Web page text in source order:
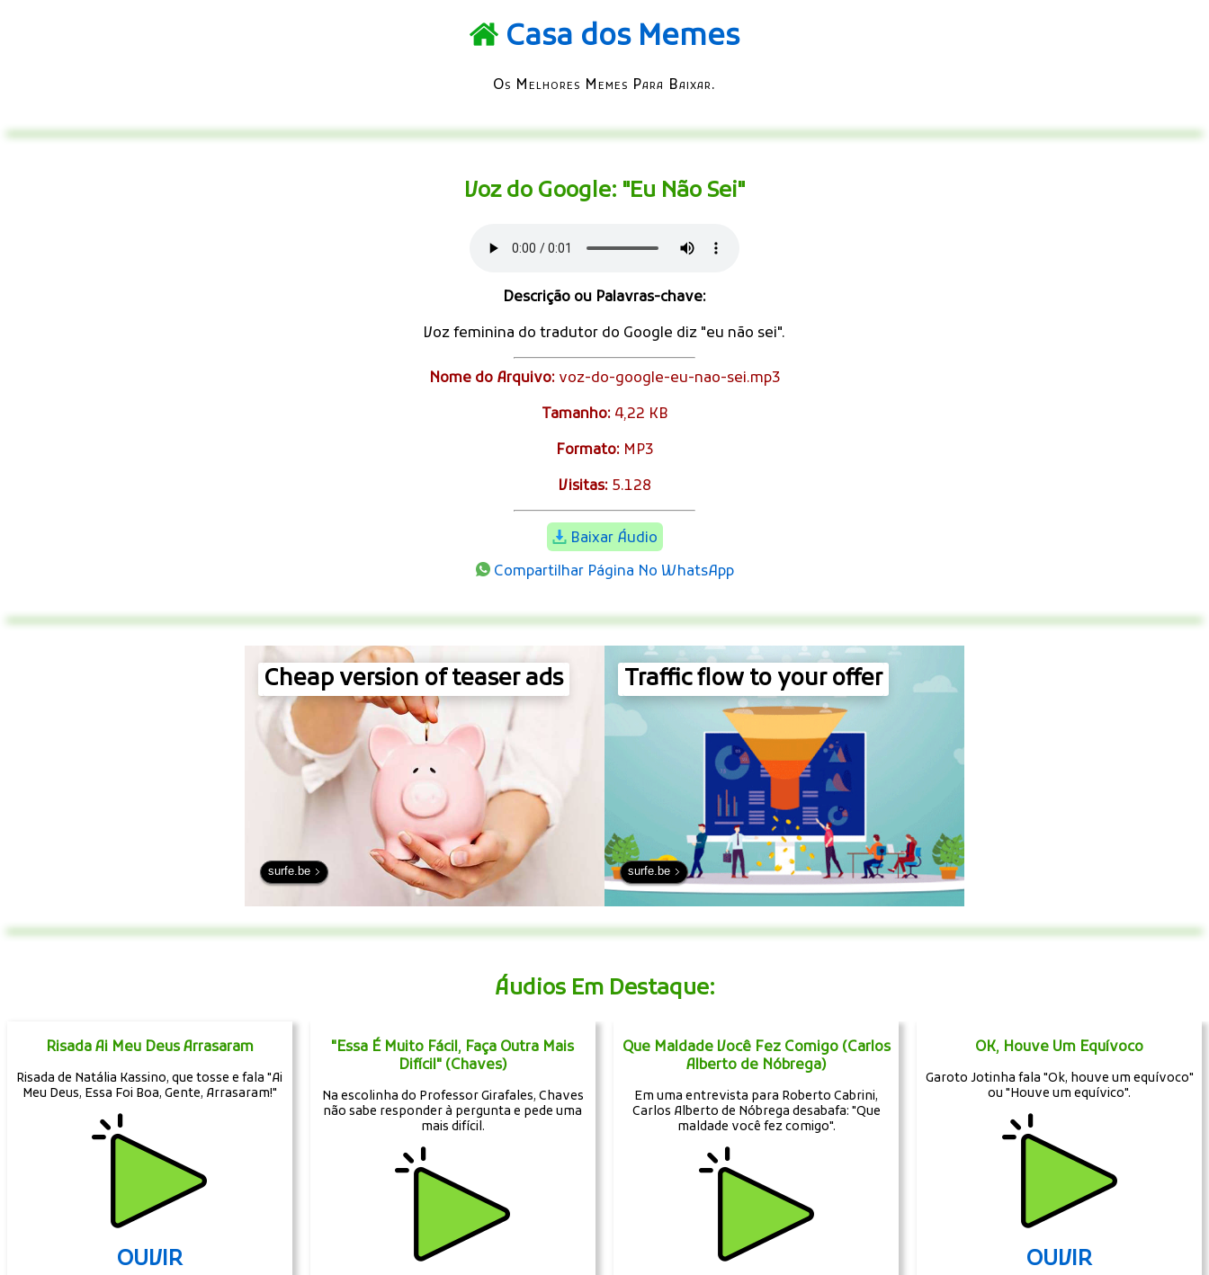
Casa dos Memes
Os Melhores Memes Para Baixar.
Voz do Google: "Eu Não Sei"
Descrição ou Palavras-chave:
Voz feminina do tradutor do Google diz "eu não sei".
Nome do Arquivo:voz-do-google-eu-nao-sei.mp3
Tamanho:4,22 KB
Formato:MP3
Visitas:5.128
Baixar Áudio
Compartilhar Página No WhatsApp
Cheap version of teaser ads
surfe.be
Traffic flow to your offer
surfe.be
Áudios Em Destaque:
Risada Ai Meu Deus Arrasaram
Risada de Natália Kassino, que tosse e fala "Ai
Meu Deus, Essa Foi Boa, Gente, Arrasaram!"
OUVIR
"Essa É Muito Fácil, Faça Outra Mais
Difícil" (Chaves)
Na escolinha do Professor Girafales, Chaves
não sabe responder à pergunta e pede uma
mais difícil.
Que Maldade Você Fez Comigo (Carlos
Alberto de Nóbrega)
Em uma entrevista para Roberto Cabrini,
Carlos Alberto de Nóbrega desabafa: "Que
maldade você fez comigo".
OK, Houve Um Equívoco
Garoto Jotinha fala "Ok, houve um equívoco"
ou "Houve um equívico".
OUVIR